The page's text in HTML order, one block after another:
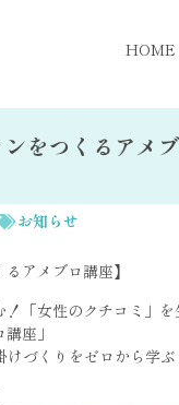
HOME
をつくるアメ
お知らせ
アメブロ講座】
「女性のクチコミ」を
座」
けづくりをゼロから学ぶ